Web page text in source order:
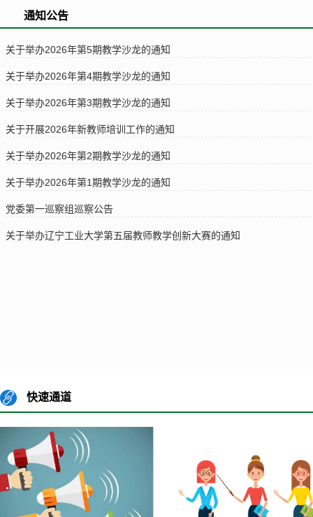
通知公告
关于举办2026年第5期教学沙龙的通知
关于举办2026年第4期教学沙龙的通知
关于举办2026年第3期教学沙龙的通知
关于开展2026年新教师培训工作的通知
关于举办2026年第2期教学沙龙的通知
关于举办2026年第1期教学沙龙的通知
党委第一巡察组巡察公告
关于举办辽宁工业大学第五届教师教学创新大赛的通知
快速通道